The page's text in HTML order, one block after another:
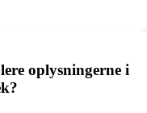
oplysningerne i